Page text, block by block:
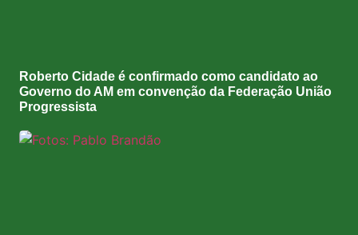
Roberto Cidade é confirmado como candidato ao
Governo do AM em convenção da Federação União
Progressista